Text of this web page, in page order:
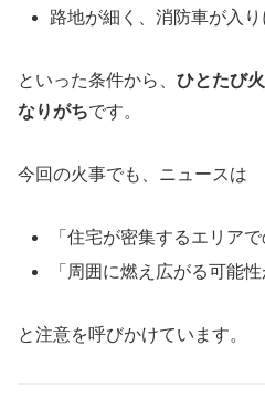
路地が細く、消防車が入
といった条件から、 ひとたび
なりがちです。
今回の火事でも、ニュースは
「住宅が密集するエリアで
「周囲に燃え広がる可能性
と注意を呼びかけています。